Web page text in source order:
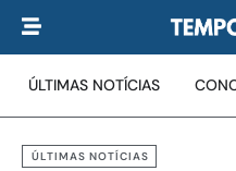
ÚLTIMAS NOTÍCIAS
ÚLTIMAS NOTÍCIAS